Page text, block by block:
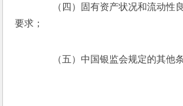
（四）固有资产状况和流动性
要求；
（五）中国银监会规定的其他条